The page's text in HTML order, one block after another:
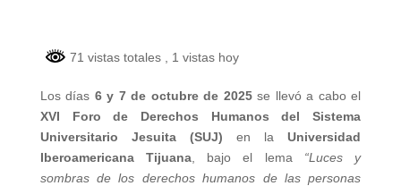
71 vistas totales , 1 vistas hoy
Los días 6 y 7 de octubre de 2025se llevó a cabo el
XVI Foro de Derechos Humanos del Sistema
Universitario Jesuita (SUJ) en laUniversidad
Iberoamericana Tijuana , bajo el lema “Luces y
sombras de los derechos humanos de las personas